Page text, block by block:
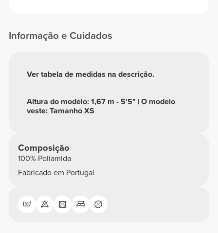
Informação e Cuidados
Altura do modelo: 1,67 m - 5'5" | O modelo
veste: Tamanho XS
Ver tabela de medidas na descrição.
Composição
100% Poliamida
Fabricado em Portugal